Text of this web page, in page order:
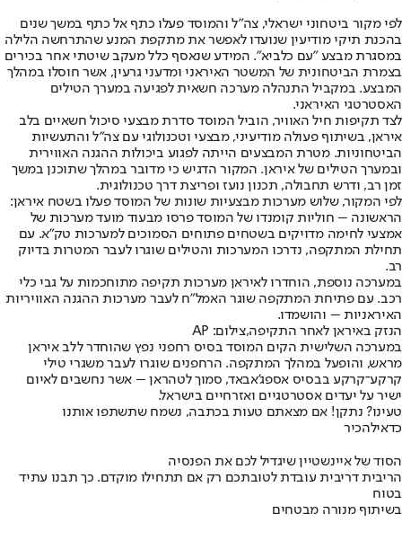
לפי מקור ביטחוני ישראלי, צה"ל והמוסד פעלו כתף אל כתף במשך שנים
בהכנת תיקי מודיעין שנועדו לאפשר את מתקפת המנע שהתרחשה הלילה
במסגרת מבצע "עם כלביא". המידע שנאסף כלל מעקב שיטתי אחר בכירים
בצמרת הביטחונית של המשטר האיראני ומדעני גרעין, אשר חוסלו במהלך
המבצע. במקביל התנהלה מערכה חשאית לפגיעה במערך הטילים
האסטרטגי האיראני.
לצד תקיפות חיל האוויר, הוביל המוסד סדרת מבצעי סיכול חשאיים בלב
איראן, בשיתוף פעולה מודיעיני, מבצעי וטכנולוגי עם צה"ל והתעשיות
הביטחוניות. מטרת המבצעים הייתה לפגוע ביכולות ההגנה האווירית
ובמערך הטילים של איראן. המקור הדגיש כי מדובר במהלך שתוכנן במשך
זמן רב, ודרש תחבולה, תכנון נועז ופריצת דרך טכנולוגית.
לפי המקור, שלוש מערכות מבצעיות שונות של המוסד פעלו בשטח איראן:
הראשונה – חוליות קומנדו של המוסד פרסו מבעוד מועד מערכות של
אמצעי לחימה מדויקים בשטחים פתוחים הסמוכים למערכות טק"א. עם
תחילת המתקפה, נדרכו המערכות והטילים שוגרו לעבר המטרות בדיוק
רב.
במערכה נוספת, הוחדרו לאיראן מערכות תקיפה מתוחכמות על גבי כלי
רכב. עם פתיחת המתקפה שוגר האמל"ח לעבר מערכות ההגנה האוויריות
האיראניות – והושמדו.
הנזק באיראן לאחר התקיפה,צילום: AP
במערכה השלישית הקים המוסד בסיס רחפני נפץ שהוחדר ללב איראן
מראש, והופעל במהלך המתקפה. הרחפנים שוגרו לעבר משגרי טילי
קרקע־קרקע בבסיס אספג'אבאד, סמוך לטהראן – אשר נחשבים לאיום
ישיר על יעדים אסטרטגיים ואזרחיים בישראל.
טעינו? נתקן! אם מצאתם טעות בכתבה, נשמח שתשתפו אותנו
כדאילהכיר
הסוד של איינשטיין שיגדיל לכם את הפנסיה
הריבית דריבית עובדת לטובתכם רק אם תתחילו מוקדם. כך תבנו עתיד
בטוח
בשיתוף מנורה מבטחים